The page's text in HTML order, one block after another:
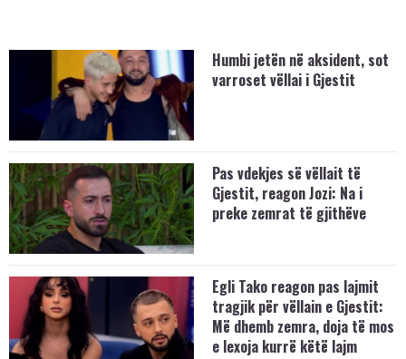
Humbi jetën në aksident, sot
varroset vëllai i Gjestit
Pas vdekjes së vëllait të
Gjestit, reagon Jozi: Na i
preke zemrat të gjithëve
Egli Tako reagon pas lajmit
tragjik për vëllain e Gjestit:
Më dhemb zemra, doja të mos
e lexoja kurrë këtë lajm